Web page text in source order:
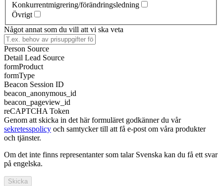
Konkurrentmigrering/förändringsledning
Övrigt
Något annat som du vill att vi ska veta
Person Source
Detail Lead Source
formProduct
formType
Beacon Session ID
beacon_anonymous_id
beacon_pageview_id
reCAPTCHA Token
Genom att skicka in det här formuläret godkänner du vår
sekretesspolicy och samtycker till att få e-post om våra produkter
och tjänster.
Om det inte finns representanter som talar Svenska kan du få ett svar
på engelska.
Skicka